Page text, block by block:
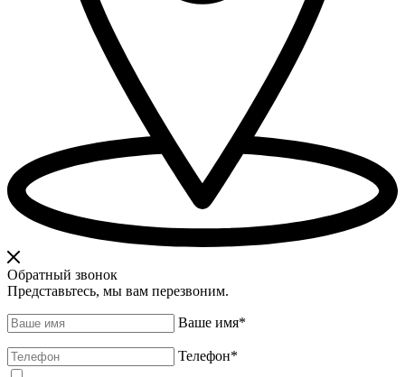
Обратный звонок
Представьтесь, мы вам перезвоним.
Ваше имя*
Телефон*